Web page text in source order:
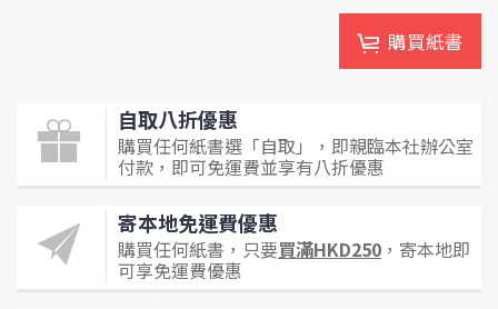
購買紙書
自取八折優惠
購買任何紙書選「自取」，即親臨本社辦公室
付款，即可免運費並享有八折優惠
寄本地免運費優惠
購買任何紙書，只要買滿HKD250 ，寄本地即
可享免運費優惠